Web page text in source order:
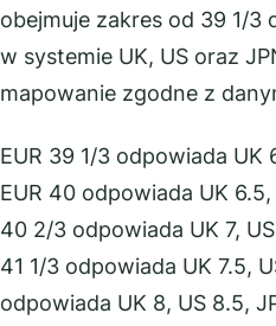
obejmuje zakres od 39 1/3
w systemie UK, US oraz
mapowanie zgodne z
EUR 39 1/3 odpowiada UK
EUR 40 odpowiada UK 6.5,
40 2/3 odpowiada UK 7,
41 1/3 odpowiada UK 7.5,
odpowiada UK 8, US 8.5,